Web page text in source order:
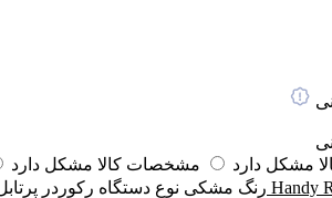
مشکل دارد مشخصات کالا مشکل دارد
Handy رنگ مشکی نوع دستگاه رکوردر